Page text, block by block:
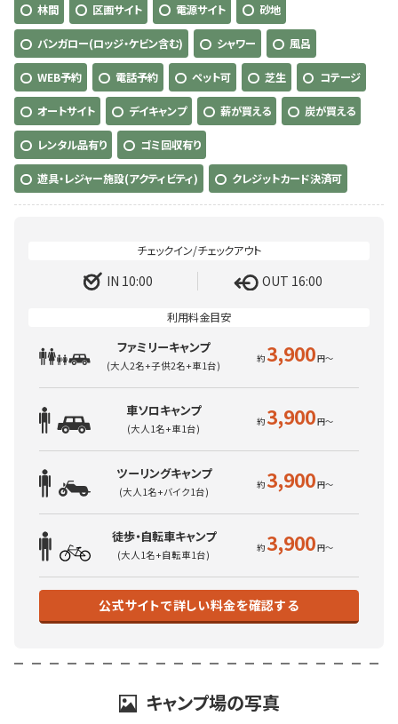
林間 区画サイト 電源サイト 砂地
バンガロー(ロッジ・ケビン含む) シャワー 風呂
WEB予約 電話予約 ペット可 芝生 コテージ
オートサイト デイキャンプ 薪が買える 炭が買える
レンタル品有り ゴミ回収有り
遊具・レジャー施設(アクティビティ) クレジットカード決済可
IN 10:00 OUT 16:00
ファミリーキャンプ
(大人2名+子供2名+車1台) 3,900
車ソロキャンプ
(大人1名+車1台) 3,900
ツーリングキャンプ
(大人1名+バイク1台) 3,900
徒歩・自転車キャンプ
(大人1名+自転車1台) 3,900
公式サイトで詳しい料金を確認する
キャンプ場の写真